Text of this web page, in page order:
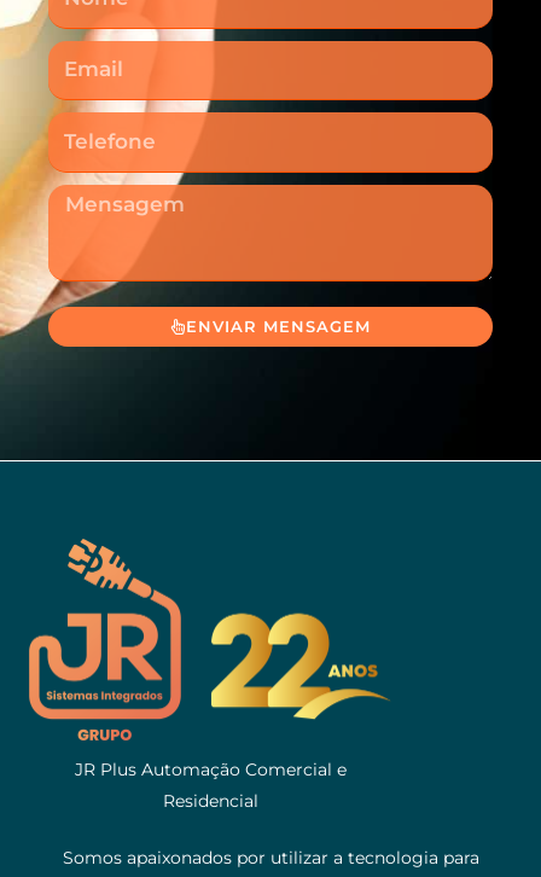
Email
Telefone
Mensagem
ENVIAR MENSAGEM
JR Plus Automação Comercial e
Residencial
Somos apaixonados por utilizar a tecnologia para